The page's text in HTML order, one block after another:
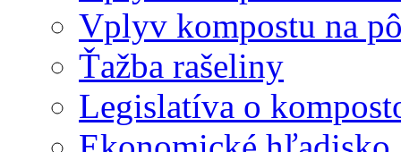
Vplyv kompostu na
Ťažba rašeliny
Legislatíva o